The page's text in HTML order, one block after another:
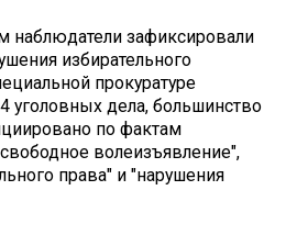
наблюдатели зафиксировали
избирательного
прокуратуре
уголовных дела, большинство
по фактам
волеизъявление",
права" и "нарушения